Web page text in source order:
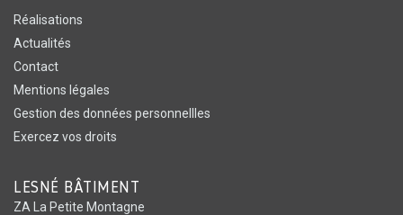
Réalisations
Actualités
Contact
Mentions légales
Gestion des données personnellles
Exercez vos droits
LESNÉ BÂTIMENT
ZA La Petite Montagne